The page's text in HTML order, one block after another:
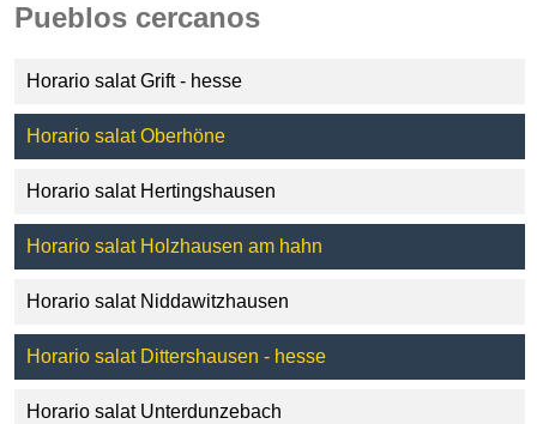
Pueblos cercanos
Horario salat Grift - hesse
Horario salat Oberhöne
Horario salat Hertingshausen
Horario salat Holzhausen am hahn
Horario salat Niddawitzhausen
Horario salat Dittershausen - hesse
Horario salat Unterdunzebach